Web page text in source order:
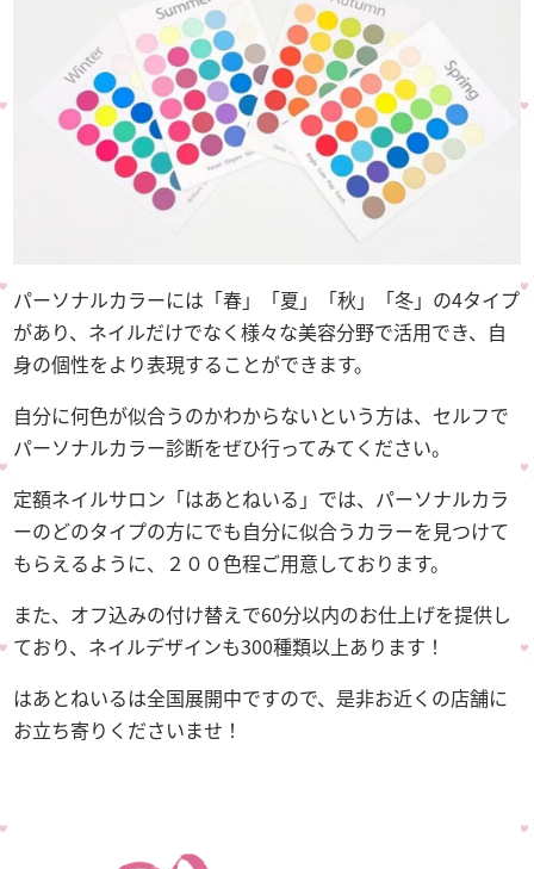
パーソナルカラーには「春」「夏」「秋」「冬」の4タイプ
があり、ネイルだけでなく様々な美容分野で活用でき、自
身の個性をより表現することができます。
自分に何色が似合うのかわからないという方は、セルフで
パーソナルカラー診断をぜひ行ってみてください。
定額ネイルサロン「はあとねいる」では、パーソナルカラ
ーのどのタイプの方にでも自分に似合うカラーを見つけて
もらえるように、２００色程ご用意しております。
また、オフ込みの付け替えで60分以内のお仕上げを提供し
ており、ネイルデザインも300種類以上あります！
はあとねいるは全国展開中ですので、是非お近くの店舗に
お立ち寄りくださいませ！